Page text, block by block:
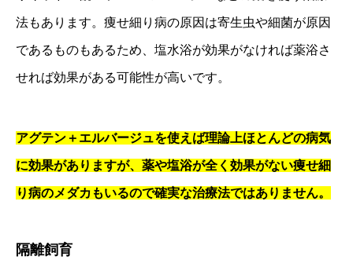
法もあります。痩せ細り病の原因は寄生虫や細菌が原因
であるものもあるため、塩水浴が効果がなければ薬浴さ
せれば効果がある可能性が高いです。
アグテン＋エルバージュを使えば理論上ほとんどの病気
に効果がありますが、 薬や塩浴が全く効果がない痩せ細
り病のメダカもいるので確実な治療法ではありません。
隔離飼育